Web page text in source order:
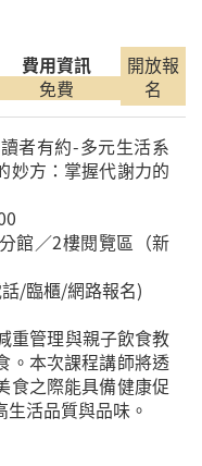
費用資訊
免費
開放報
名
者有約-多元生活系
妙方：掌握代謝力的
館／2樓閱覽區（新
/臨櫃/網路報名)
重管理與親子飲食教
。本次課程講師將透
食之際能具備健康促
活品質與品味。